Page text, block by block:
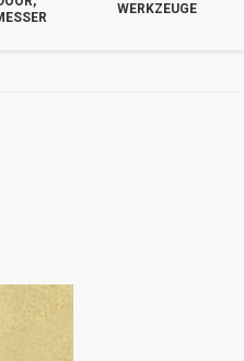
WERKZEUGE